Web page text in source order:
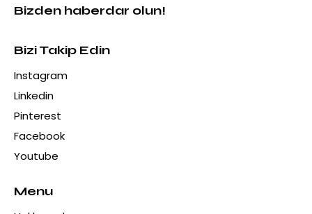
Bizden haberdar olun!
Bizi Takip Edin
Instagram
Linkedin
Pinterest
Facebook
Youtube
Menu